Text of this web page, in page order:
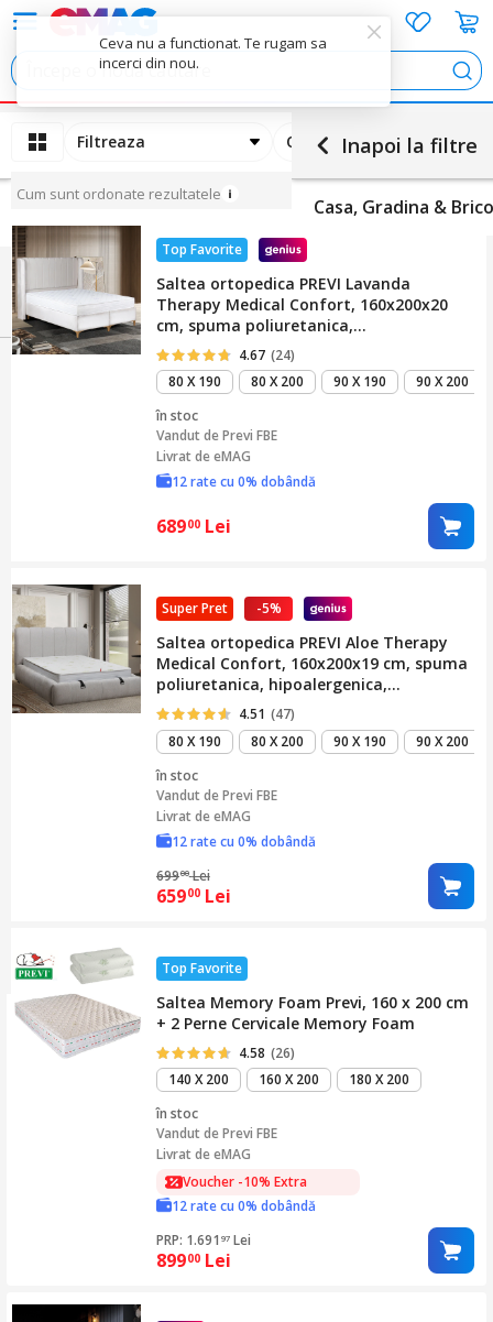
Inapoi la filtre
Casa, Gradina &
Filtreaza Ordoneaza
Cum sunt ordonate rezultatele
Top Favorite
Saltea ortopedica PREVI Lavanda
Therapy Medical Confort, 160x200x20
cm, spuma poliuretanica,
hipoalergenica, termoregulatoare,
antitranspiranta, reversibila, cu sistem
de aerisire, fermitate tare
4.67 (24)
80 X 190
80 X 200 90 X 190
90 X 200
în stoc
Vandut dePrevi FBE
Livrat de eMAG
12 rate cu 0% dobândă
68900 Lei
-5%
Super Pret
Saltea ortopedica PREVI Aloe Therapy
Medical Confort, 160x200x19 cm, spuma
poliuretanica, hipoalergenica,
termoregulatoare, antitranspiranta,
material aloe vera, reversibila, cu sistem
de aerisire, fermitate tare
4.51 (47)
80 X 190
80 X 200 90 X 190
90 X 200
în stoc
Vandut dePrevi FBE
Livrat de eMAG
12 rate cu 0% dobândă
69900 Lei
65900 Lei
Top Favorite
Saltea Memory Foam Previ, 160 x 200 cm
+ 2 Perne Cervicale Memory Foam
4.58 (26)
140 X 200
160 X 200
180 X 200
în stoc
Vandut dePrevi FBE
Livrat de eMAG
Voucher -10% Extra
12 rate cu 0% dobândă
PRP: 1.691 97 Lei
89900 Lei